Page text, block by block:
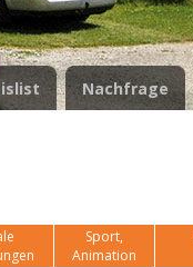
Nachfrage
Sport,
Animation